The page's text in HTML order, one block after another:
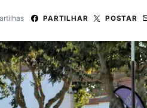
PARTILHAR POSTAR